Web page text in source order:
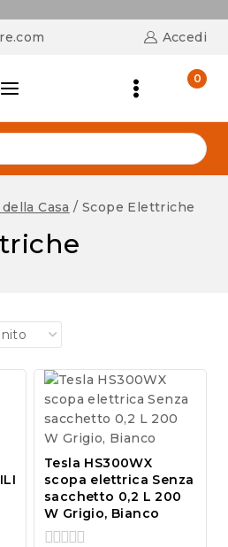
Accedi
0
Casa / Scope Elettriche
Tesla HS300WX
scopa elettrica Senza
sacchetto 0,2 L 200
W Grigio, Bianco